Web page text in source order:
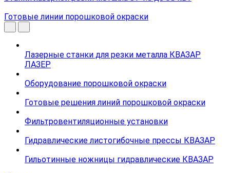
Готовые линии порошковой окраски
Лазерные станки для резки металла КВАЗАР
ЛАЗЕР
Оборудование порошковой окраски
Готовые решения линий порошковой окраски
Фильтровентиляционные установки
Гидравлические листогибочные прессы КВАЗАР
Гильотинные ножницы гидравлические КВАЗАР